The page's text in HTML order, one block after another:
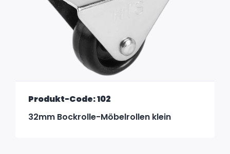
Produkt-Code: 102
32mm Bockrolle-Möbelrollen klein